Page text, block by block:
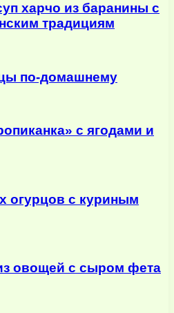
харчо из баранины с
традициям
по-домашнему
с ягодами и
огурцов с куриным
овощей с сыром фета